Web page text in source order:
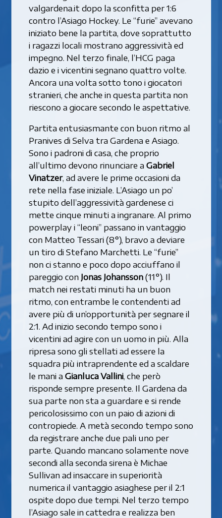
valgardena.it dopo la sconfitta per 1:6
contro l’Asiago Hockey. Le “furie” avevano
iniziato bene la partita, dove soprattutto
i ragazzi locali mostrano aggressività ed
impegno. Nel terzo finale, l’HCG paga
dazio e i vicentini segnano quattro volte.
Ancora una volta sotto tono i giocatori
stranieri, che anche in questa partita non
riescono a giocare secondo le aspettative.
Partita entusiasmante con buon ritmo al
Pranives di Selva tra Gardena e Asiago.
Sono i padroni di casa, che proprio
all’ultimo devono rinunciare aGabriel
Vinatzer, ad avere le prime occasioni da
rete nella fase iniziale. L’Asiago un po’
stupito dell’aggressività gardenese ci
mette cinque minuti a ingranare. Al primo
powerplay i “leoni” passano in vantaggio
con Matteo Tessari (8°), bravo a deviare
un tiro di Stefano Marchetti. Le “furie”
non ci stanno e poco dopo acciuffano il
pareggio con Jonas Johansson(11°). Il
match nei restati minuti ha un buon
ritmo, con entrambe le contendenti ad
avere più di un’opportunità per segnare il
2:1. Ad inizio secondo tempo sono i
vicentini ad agire con un uomo in più. Alla
ripresa sono gli stellati ad essere la
squadra più intraprendente ed a scaldare
le mani aGianluca Vallini, che però
risponde sempre presente. Il Gardena da
sua parte non sta a guardare e si rende
pericolosissimo con un paio di azioni di
contropiede. A metà secondo tempo sono
da registrare anche due pali uno per
parte. Quando mancano solamente nove
secondi alla seconda sirena è Michae
Sullivan ad insaccare in superiorità
numerica il vantaggio asiaghese per il 2:1
ospite dopo due tempi. Nel terzo tempo
l’Asiago sale in cattedra e realizza ben